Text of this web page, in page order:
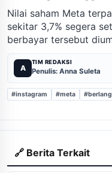
Nilai saham Meta
sekitar 3,7% segera
berbayar tersebut
A
TIM REDAKSI
Penulis: Anna Suleta
#instagram #meta
🔗 Berita Terkait